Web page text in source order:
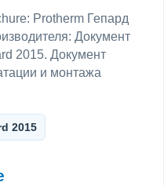
Protherm Гепард
Документ
2015. Документ
и монтажа
2015